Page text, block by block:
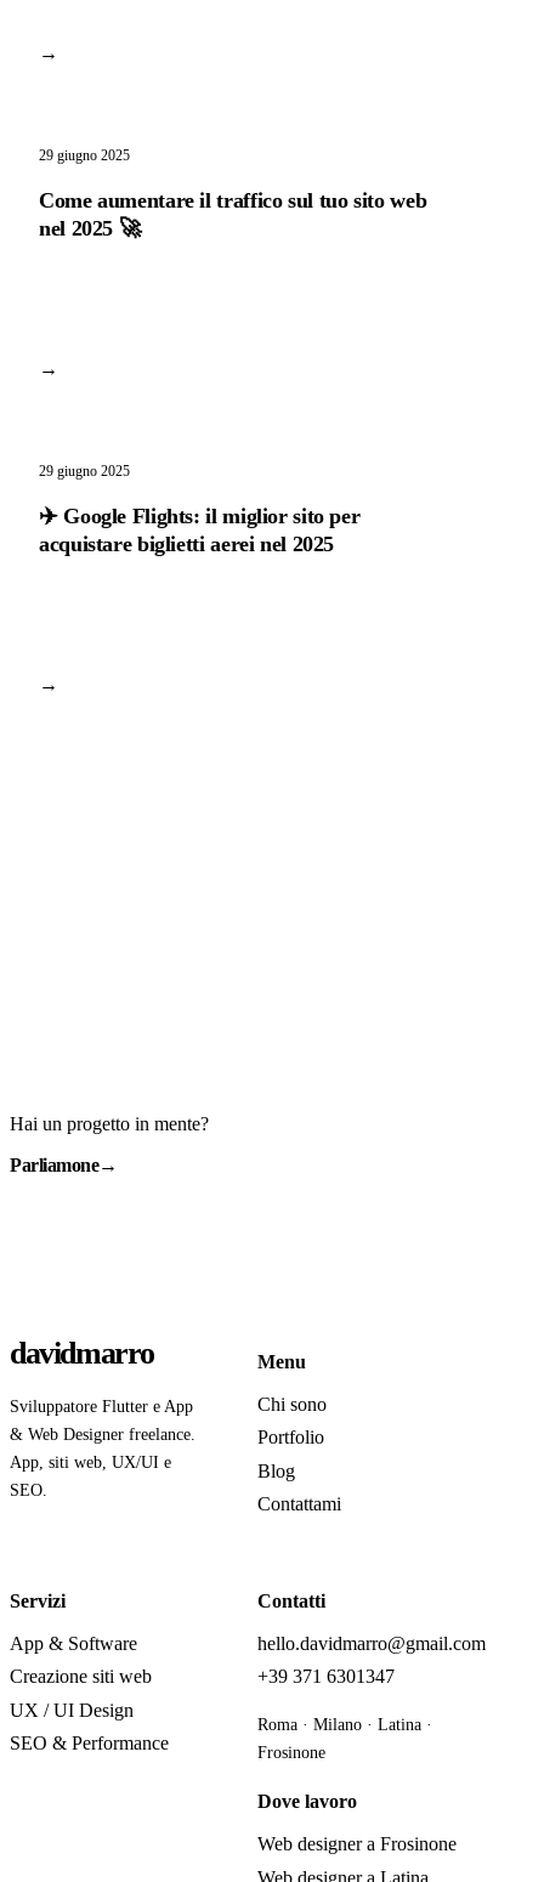
→
29 giugno 2025
Come aumentare il traffico sul tuo sito web
nel 2025 🚀
→
29 giugno 2025
✈️ Google Flights: il miglior sito per
acquistare biglietti aerei nel 2025
→
Hai un progetto in mente?
Parliamone→
davidmarro
Sviluppatore Flutter e App
& Web Designer freelance.
App, siti web, UX/UI e
SEO.
Menu
Chi sono
Portfolio
Blog
Contattami
Servizi
App & Software
Creazione siti web
UX / UI Design
SEO & Performance
Contatti
hello.davidmarro@gmail.com
+39 371 6301347
Roma · Milano · Latina ·
Frosinone
Dove lavoro
Web designer a Frosinone
Web designer a Latina